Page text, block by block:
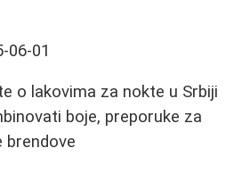
06-01
o lakovima za nokte u Srbiji
boje, preporuke za
brendove